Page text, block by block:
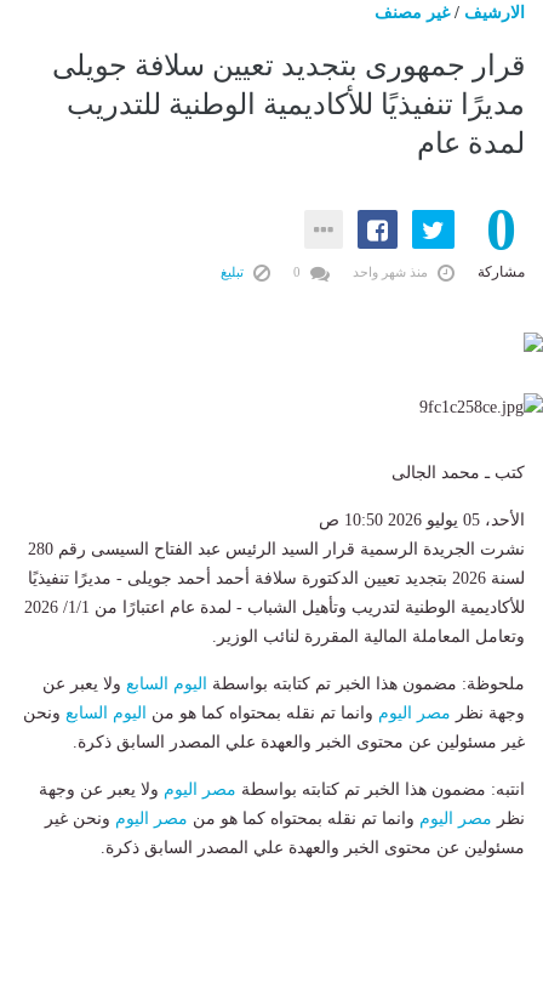
الارشيف /غير مصنف
قرار جمهورى بتجديد تعيين سلافة جويلى
مديرًا تنفيذيًا للأكاديمية الوطنية للتدريب
لمدة عام
0
مشاركة منذ شهر واحد تبليغ
كتب ـ محمد الجالى
الأحد، 05 يوليو 2026 10:50 ص
نشرت الجريدة الرسمية قرار السيد الرئيس عبد الفتاح السيسى رقم 280
لسنة 2026 بتجديد تعيين الدكتورة سلافة أحمد أحمد جويلى - مديرًا تنفيذيًا
للأكاديمية الوطنية لتدريب وتأهيل الشباب - لمدة عام اعتبارًا من 1/1/ 2026
وتعامل المعاملة المالية المقررة لنائب الوزير.
ملحوظة: مضمون هذا الخبر تم كتابته بواسطة اليوم السابع ولا يعبر عن
وجهة نظر مصر اليوم وانما تم نقله بمحتواه كما هو من اليوم السابع ونحن
غير مسئولين عن محتوى الخبر والعهدة علي المصدر السابق ذكرة.
انتبه: مضمون هذا الخبر تم كتابته بواسطة مصر اليوم ولا يعبر عن وجهة
نظر مصر اليوم وانما تم نقله بمحتواه كما هو من مصر اليوم ونحن غير
مسئولين عن محتوى الخبر والعهدة علي المصدر السابق ذكرة.